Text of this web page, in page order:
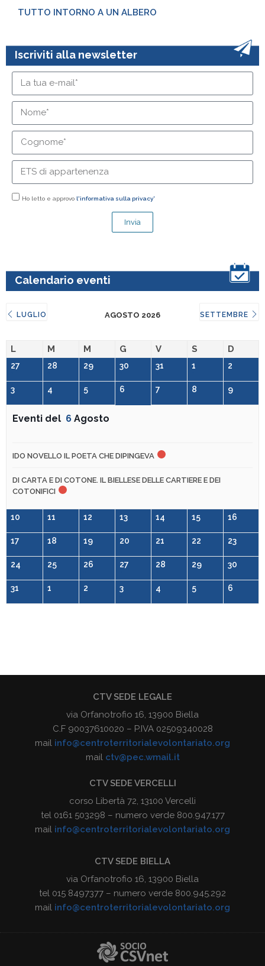
TUTTO INTORNO A UN ALBERO
Iscriviti alla newsletter
Ho letto e approvo l'informativa sulla privacy*
Invia
Calendario eventi
LUGLIO AGOSTO 2026 SETTEMBRE
L M M G V S D
27 28 29 30 31 1 2
3 4 5 6 7 8 9
Eventi del 6 Agosto
IDO NOVELLO IL POETA CHE DIPINGEVA
DI CARTA E DI COTONE. IL BIELLESE DELLE CARTIERE E DEI
COTONIFICI
10 11 12 13 14 15 16
17 18 19 20 21 22 23
24 25 26 27 28 29 30
31 1 2 3 4 5 6
CTV SEDE LEGALE
via Orfanotrofio 16, 13900 Biella
C.F 90037610020 – P.IVA 02509340028
mail info@centroterritorialevolontariato.org
mail ctv@pec.wmail.it
CTV SEDE VERCELLI
corso Libertà 72, 13100 Vercelli
tel 0161 503298 – numero verde 800.947.177
mail info@centroterritorialevolontariato.org
CTV SEDE BIELLA
via Orfanotrofio 16, 13900 Biella
tel 015 8497377 – numero verde 800.945.292
mail info@centroterritorialevolontariato.org